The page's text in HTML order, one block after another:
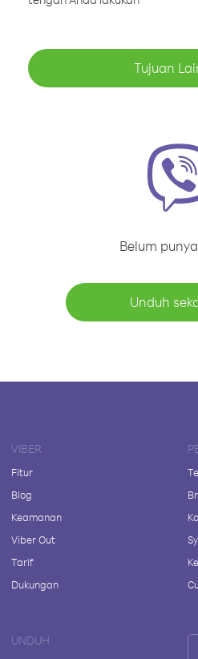
Tujuan
Belum
Unduh
VIBER
Fitur
Blog
Keamanan
Viber Out
Tarif
Dukungan
UNDUH